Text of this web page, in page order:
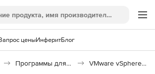
ценыИнферитБлог
Программы для виртуализации VMware vSphere 7 Remote Office Branch Office Standard (25 VM pack)